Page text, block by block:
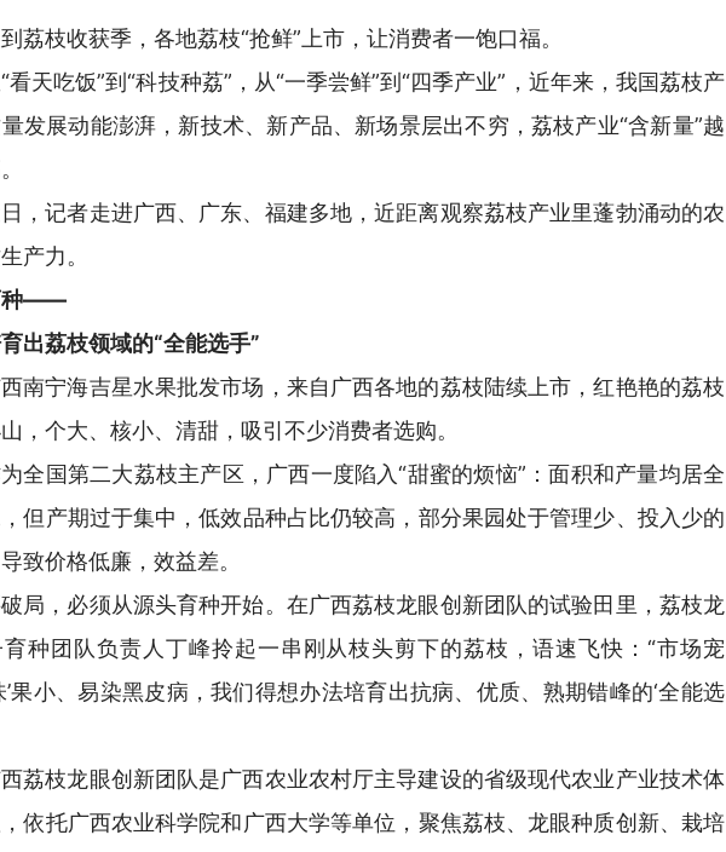
荔枝收获季，各地荔枝“抢鲜”上市，让消费者一饱口福。
看天吃饭”到“科技种荔”，从“一季尝鲜”到“四季产业”，近年来，我国荔枝产
发展动能澎湃，新技术、新产品、新场景层出不穷，荔枝产业“含新量”越
，记者走进广西、广东、福建多地，近距离观察荔枝产业里蓬勃涌动的农
产力。
种——
出荔枝领域的“全能选手”
南宁海吉星水果批发市场，来自广西各地的荔枝陆续上市，红艳艳的荔枝
，个大、核小、清甜，吸引不少消费者选购。
全国第二大荔枝主产区，广西一度陷入“甜蜜的烦恼”：面积和产量均居全
但产期过于集中，低效品种占比仍较高，部分果园处于管理少、投入少的
致价格低廉，效益差。
局，必须从源头育种开始。在广西荔枝龙眼创新团队的试验田里，荔枝龙
种团队负责人丁峰拎起一串刚从枝头剪下的荔枝，语速飞快：“市场宠
’果小、易染黑皮病，我们得想办法培育出抗病、优质、熟期错峰的‘全能选
荔枝龙眼创新团队是广西农业农村厅主导建设的省级现代农业产业技术体
依托广西农业科学院和广西大学等单位，聚焦荔枝、龙眼种质创新、栽培